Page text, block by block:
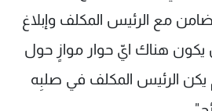
مع الرئيس المكلف وإبلاغ
يكون هناك ايّ حوار موازٍ حول
يكن الرئيس المكلف في صلبِه